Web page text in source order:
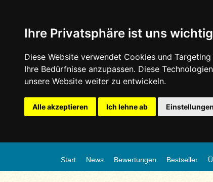
Ihre Privatsphäre ist uns wichtig
Diese Website verwendet Cookies und
Ihre Bedürfnisse anzupassen. Diese
unsere Website weiter zu entwickeln.
Alle akzeptieren Ich lehne ab
Start News Bewertungen Bestseller